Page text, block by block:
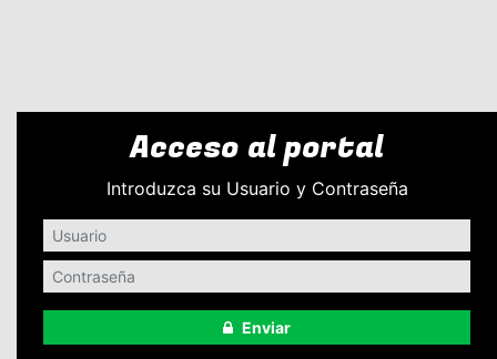
Acceso al portal
Introduzca su Usuario y Contraseña
Enviar